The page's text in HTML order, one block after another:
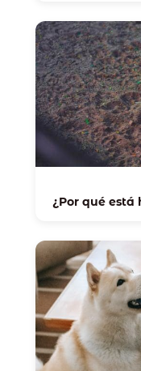
¿Por qué está